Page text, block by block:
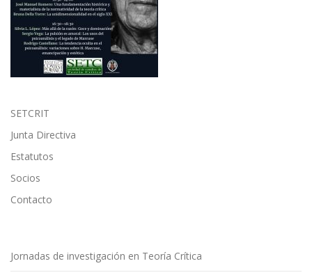
SETCRIT
Junta Directiva
Estatutos
Socios
Contacto
Jornadas de investigación en Teoría Crítica